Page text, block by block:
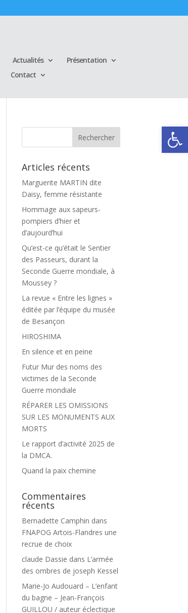
Ouvrir
Actualités
Présentation
Contact
Articles récents
Marguerite MARTIN dite
Daisy, femme résistante
Hommage aux sapeurs-
pompiers d’hier et
d’aujourd’hui
Qu’est-ce qu’était le Sentier
des Passeurs, durant la
Seconde Guerre mondiale, à
Moussey ?
La revue « Entre les lignes »
éditée par l’équipe du musée
de Besançon
HIROSHIMA
En silence et en peine
Futur Mur des noms des
victimes de la Seconde
Guerre mondiale
RÉPARER LES OMISSIONS
SUR LES MONUMENTS AUX
MORTS
Le rapport d’activité 2025 de
la DMCA.
Quand la paix chemine
Commentaires
récents
Bernadette Camphin dans
FNAPOG Artois-Flandres une
recrue de choix
claude Dassie dans L’armée
des ombres de joseph Kessel
Marie-Jo Audouard – L’enfant
du bagne – Jean-François
GUILLOU / auteur éclectique